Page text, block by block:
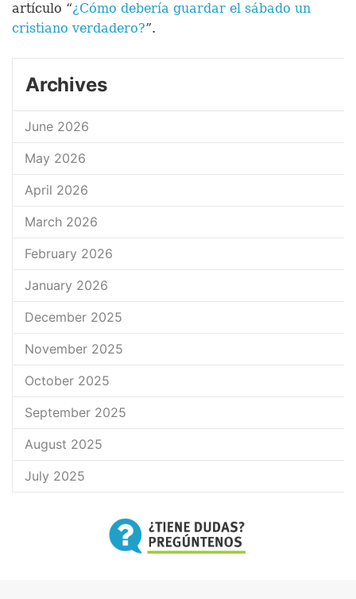
artículo “¿Cómo debería guardar el sábado un
cristiano verdadero?”.
Archives
June 2026
May 2026
April 2026
March 2026
February 2026
January 2026
December 2025
November 2025
October 2025
September 2025
August 2025
July 2025